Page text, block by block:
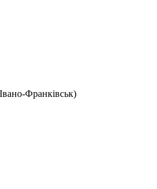
Франківськ)